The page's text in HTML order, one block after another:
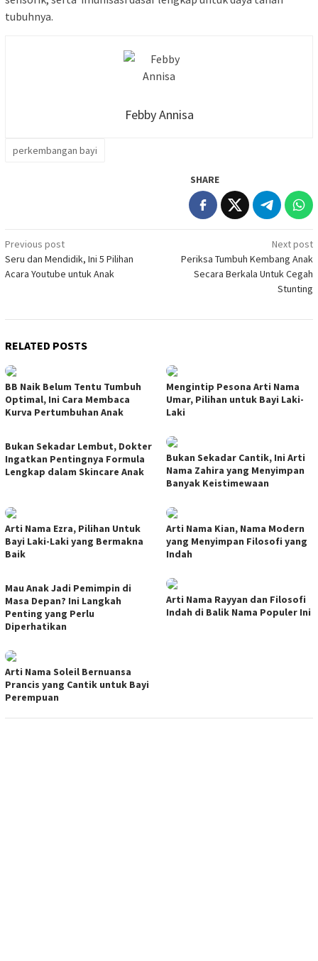
tubuhnya.
Febby Annisa
perkembangan bayi
SHARE
Post
navigation
Previous post
Seru dan Mendidik, Ini 5 Pilihan
Acara Youtube untuk Anak
Next post
Periksa Tumbuh Kembang Anak
Secara Berkala Untuk Cegah
Stunting
RELATED POSTS
BB Naik Belum Tentu Tumbuh
Optimal, Ini Cara Membaca
Kurva Pertumbuhan Anak
Mengintip Pesona Arti Nama
Umar, Pilihan untuk Bayi Laki-
Laki
Bukan Sekadar Lembut, Dokter
Ingatkan Pentingnya Formula
Lengkap dalam Skincare Anak
Bukan Sekadar Cantik, Ini Arti
Nama Zahira yang Menyimpan
Banyak Keistimewaan
Arti Nama Ezra, Pilihan Untuk
Bayi Laki-Laki yang Bermakna
Baik
Arti Nama Kian, Nama Modern
yang Menyimpan Filosofi yang
Indah
Mau Anak Jadi Pemimpin di
Masa Depan? Ini Langkah
Penting yang Perlu
Diperhatikan
Arti Nama Rayyan dan Filosofi
Indah di Balik Nama Populer Ini
Arti Nama Soleil Bernuansa
Prancis yang Cantik untuk Bayi
Perempuan